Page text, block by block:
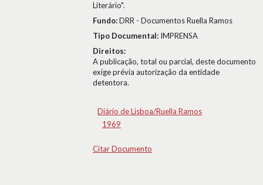
Literário".
Fundo:DRR - Documentos Ruella Ramos
Tipo Documental: IMPRENSA
Direitos:
A publicação, total ou parcial, deste documento
exige prévia autorização da entidade
detentora.
Diário de Lisboa/Ruella Ramos
1969
Citar Documento